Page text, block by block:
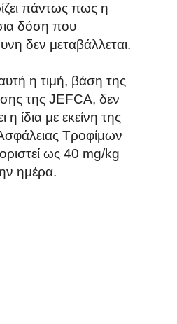
πάντως πως η
δόση που
δεν μεταβάλλεται.
η τιμή, βάση της
της JEFCA, δεν
η ίδια με εκείνη της
Τροφίμων
ως 40 mg/kg
ημέρα.